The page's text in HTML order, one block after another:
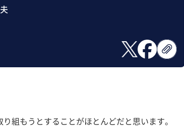
組もうとすることがほとんどだと思います。